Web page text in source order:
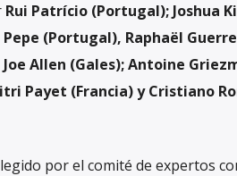
Rui Patrício (Portugal); Joshua
(Portugal), Raphaël
Allen (Gales); Antoine
Payet (Francia) y Cristiano
por el comité de expertos